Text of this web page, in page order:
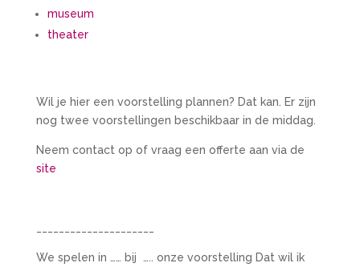
museum
theater
Wil je hier een voorstelling plannen? Dat kan. Er zijn
nog twee voorstellingen beschikbaar in de middag.
Neem contact op of vraag een offerte aan via de
site
We spelen in …… bij ….. onze voorstelling Dat wil ik